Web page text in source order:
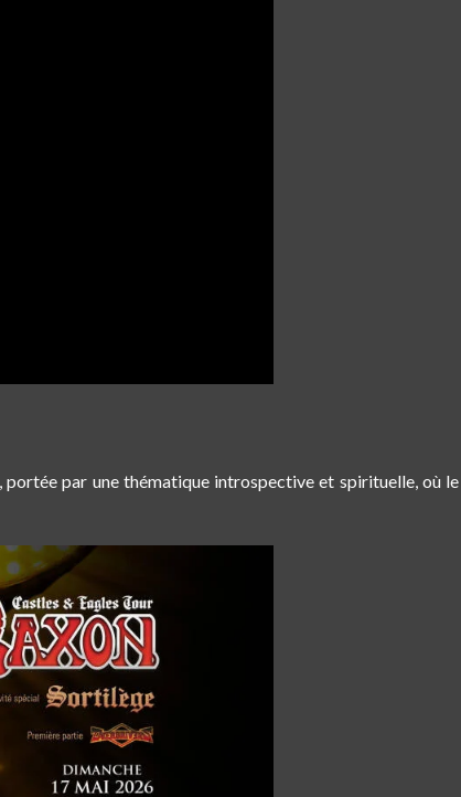
portée par une thématique introspective et spirituelle, où